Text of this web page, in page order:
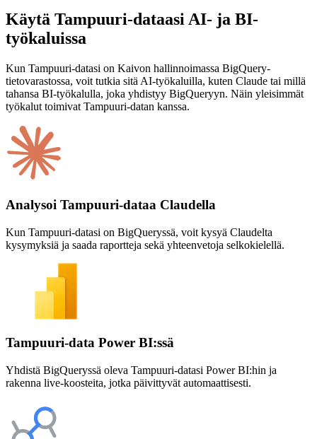
Käytä Tampuuri-dataasi AI- ja BI-
työkaluissa
Kun Tampuuri-datasi on Kaivon hallinnoimassa BigQuery-
tietovarastossa, voit tutkia sitä AI-työkaluilla, kuten Claude tai millä
tahansa BI-työkalulla, joka yhdistyy BigQueryyn. Näin yleisimmät
työkalut toimivat Tampuuri-datan kanssa.
Analysoi Tampuuri-dataa Claudella
Kun Tampuuri-datasi on BigQueryssä, voit kysyä Claudelta
kysymyksiä ja saada raportteja sekä yhteenvetoja selkokielellä.
Tampuuri-data Power BI:ssä
Yhdistä BigQueryssä oleva Tampuuri-datasi Power BI:hin ja
rakenna live-koosteita, jotka päivittyvät automaattisesti.